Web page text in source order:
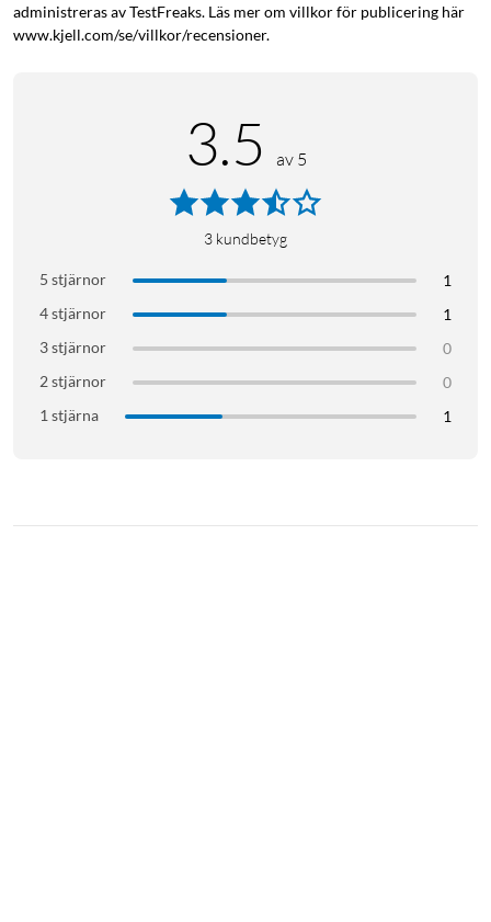
administreras av TestFreaks. Läs mer om villkor för publicering här
www.kjell.com/se/villkor/recensioner.
3.5 av 5
3 kundbetyg
5 stjärnor
1
4 stjärnor
1
3 stjärnor
0
2 stjärnor
0
1 stjärna
1